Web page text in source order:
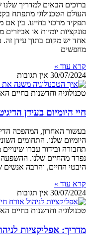
ברוכים הבאים למדריך שלנו
העולם הטכנולוגי מתפתח
תפקיד מרכזי בחיינו. בין
פונקציות יומיות או
אחד יש מקום בתוך עידן זה.
מחפשים
קרא עוד »
30/07/2024 אין תגובות
טכנולוגיה וחדשנות בחיים
חיי היומיום בעידן
בעשור האחרון, המהפכה
היומיום שלנו. התחומים
תחבורה ובידור עברו
נפרד מהחיים שלנו. ההשפעה
היבטי החיים, והרבה
קרא עוד »
30/07/2024 אין תגובות
טכנולוגיה וחדשנות בחיים
מדריך: אפליקציות